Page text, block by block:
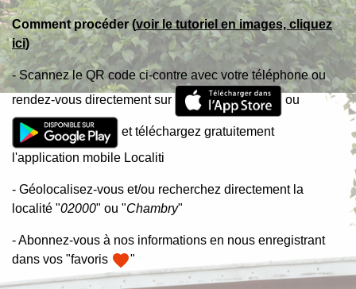
Comment procéder (voir le tutoriel en images, cliquez
ici)
- Scannez le QR code ci-contre avec votre téléphone ou
rendez-vous directement sur
ou
et téléchargez gratuitement
l'application mobile Localiti
- Géolocalisez-vous et/ou recherchez directement la
localité "02000" ou "Chambry"
- Abonnez-vous à nos informations en nous enregistrant
dans vos "favoris favorite"